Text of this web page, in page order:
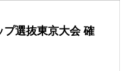
選抜東京大会 確